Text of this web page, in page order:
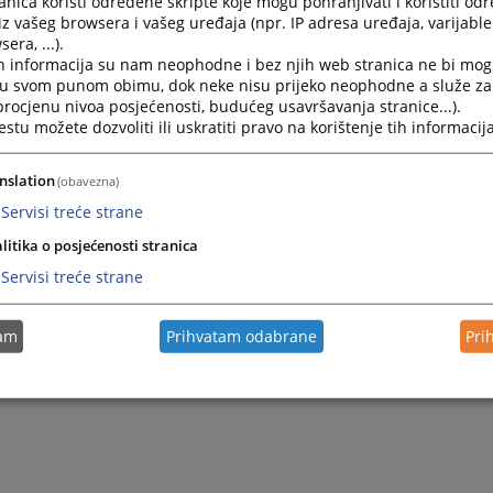
do 14:00 sati.
suda prima stranke svakog četvrtka od 12:00 do 15:00
partnere svakog radnog dana u zavisnosti od
odnosno sastanka.
suda prima poslovne stranke i partnere svakim radnim
termina sastanka.
vašeg browsera i vašeg uređaja (npr. IP adresa uređaja,
...).
informacija su nam neophodne i bez njih web stranica ne bi
svom punom obimu, dok neke nisu prijeko neophodne a služe
nivoa posjećenosti, budućeg usavršavanja stranice...).
možete dozvoliti ili uskratiti pravo na korištenje tih
(obavezna)
Servisi treće strane
o posjećenosti stranica
Servisi treće strane
Prihvatam odabrane